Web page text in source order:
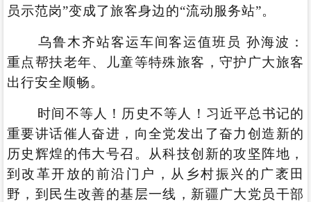
员示范岗”变成了旅客身边的“流动服务站”。
乌鲁木齐站客运车间客运值班员 孙海波：
重点帮扶老年、儿童等特殊旅客，守护广大旅客
出行安全顺畅。
时间不等人！历史不等人！习近平总书记的
重要讲话催人奋进，向全党发出了奋力创造新的
历史辉煌的伟大号召。从科技创新的攻坚阵地，
到改革开放的前沿门户，从乡村振兴的广袤田
野，到民生改善的基层一线，新疆广大党员干部